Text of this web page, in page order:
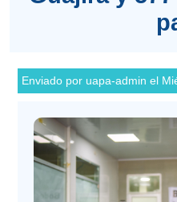
Enviado por uapa-admin el